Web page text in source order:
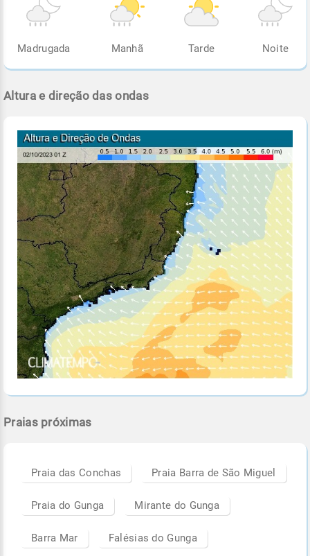
Madrugada Manhã Tarde Noite
Altura e direção das ondas
Praias próximas
Praia das Conchas Praia Barra de São Miguel
Praia do Gunga Mirante do Gunga
Barra Mar Falésias do Gunga